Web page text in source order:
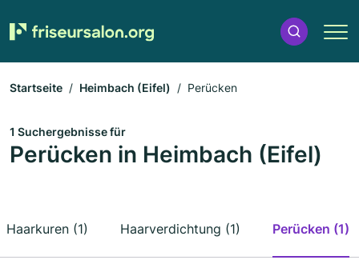
Startseite Heimbach (Eifel) Perücken
1 Suchergebnisse für
Perücken in Heimbach (Eifel)
Haarkuren (1) Haarverdichtung (1) Perücken (1)